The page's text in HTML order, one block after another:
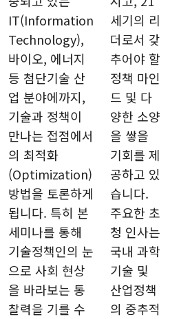
IT(Information
Technology),
바이오, 에너지
등 첨단기술 산
업 분야에까지,
기술과 정책이
만나는 접점에서
의 최적화
(Optimization)
방법을 토론하게
됩니다. 특히 본
세미나를 통해
기술정책인의 눈
으로 사회 현상
을 바라보는 통
찰력을 기를 수
세기의 리
더로서 갖
추어야 할
정책 마인
드 및 다
양한 소양
을 쌓을
기회를 제
공하고 있
습니다.
주요한 초
청 인사는
국내 과학
기술 및
산업정책
의 중추적